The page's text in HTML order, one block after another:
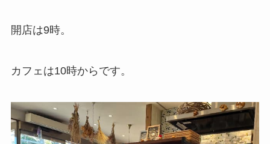
開店は9時。
カフェは10時からです。